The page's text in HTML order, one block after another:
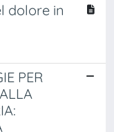
dolore in
PER